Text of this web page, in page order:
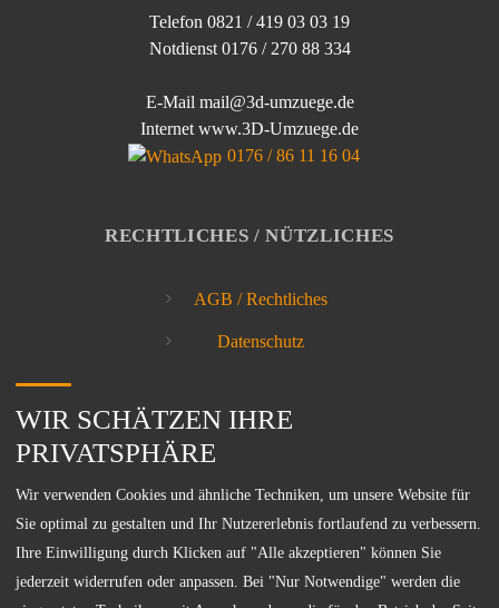
Telefon 0821 / 419 03 03 19
Notdienst 0176 / 270 88 334
E-Mail mail@3d-umzuege.de
Internet www.3D-Umzuege.de
0176 / 86 11 16 04
RECHTLICHES / NÜTZLICHES
AGB / Rechtliches
Datenschutz
Umzüge in der
WIR SCHÄTZEN IHRE
PRIVATSPHÄRE
Wir verwenden Cookies und ähnliche Techniken, um unsere Website für
Sie optimal zu gestalten und Ihr Nutzererlebnis fortlaufend zu verbessern.
Ihre Einwilligung durch Klicken auf "Alle akzeptieren" können Sie
jederzeit widerrufen oder anpassen. Bei "Nur Notwendige" werden die